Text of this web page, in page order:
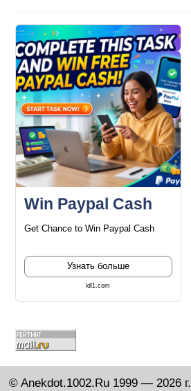
Win Paypal Cash
Get Chance to Win Paypal Cash
Узнать больше
ldl1.com
© Anekdot.1002.Ru 1999 — 2026 г.